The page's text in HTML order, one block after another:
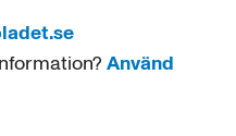
Använd